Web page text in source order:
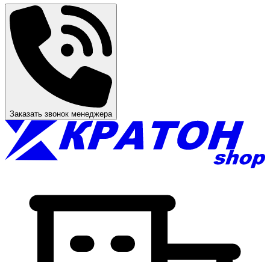
Заказать звонок менеджера